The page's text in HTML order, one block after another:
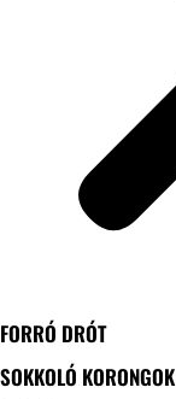
FORRÓ DRÓT
SOKKOLÓ KORONGOK